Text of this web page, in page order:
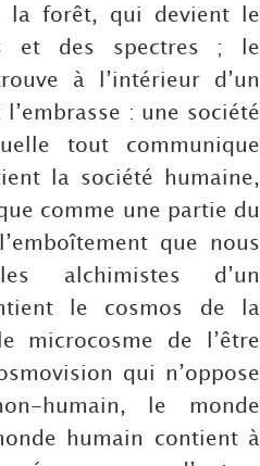
la forêt, qui devient le
et des spectres ; le
à l’intérieur d’un
: une société
tout communique
la société humaine,
comme une partie du
que nous
alchimistes d’un
le cosmos de la
microcosme de l’être
qui n’oppose
humain, le monde
humain contient à